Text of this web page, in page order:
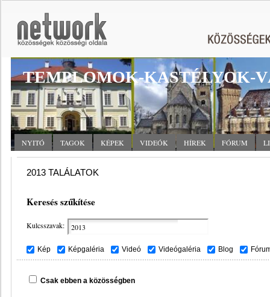
TEMPLOMOK-KASTÉLYOK-
NYITÓ TAGOK KÉPEK VIDEÓK HÍREK FÓRUM
2013 TALÁLATOK
Keresés szűkítése
Kulcsszavak:
Kép Képgaléria Videó Videógaléria Blog
Csak ebben a közösségben